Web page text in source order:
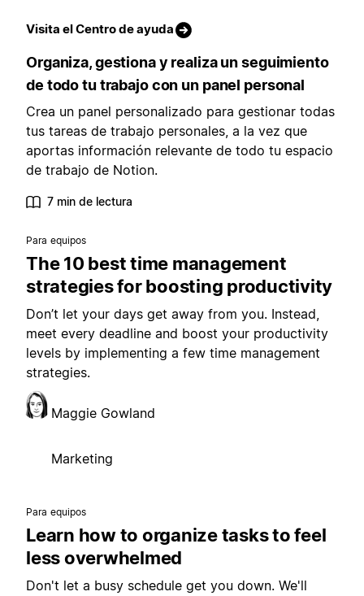
Visita el Centro de ayuda
Organiza, gestiona y realiza un seguimiento
de todo tu trabajo con un panel personal
Crea un panel personalizado para gestionar todas
tus tareas de trabajo personales, a la vez que
aportas información relevante de todo tu espacio
de trabajo de Notion.
7 min de lectura
Para equipos
The 10 best time management
strategies for boosting productivity
Don’t let your days get away from you. Instead,
meet every deadline and boost your productivity
levels by implementing a few time management
strategies.
Maggie Gowland
Marketing
Para equipos
Learn how to organize tasks to feel
less overwhelmed
Don't let a busy schedule get you down. We'll